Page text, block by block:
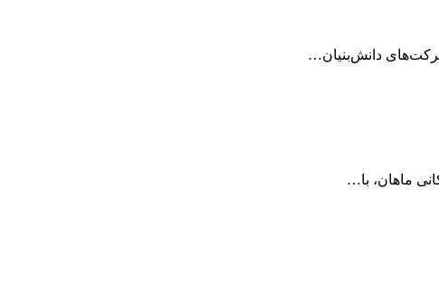
دانش‌بنیان…
ماهان، با…